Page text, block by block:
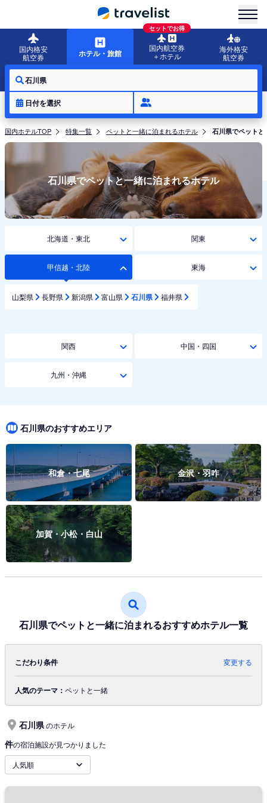
国内格安
航空券
ホテル・旅館
セットでお得
国内航空券
＋ホテル
海外格安
航空券
石川県
日付を選択
国内ホテルTOP 特集一覧 ペットと一緒に泊まれるホテル 石川県でペット
石川県でペットと一緒に泊まれるホテル
北海道・東北 関東
甲信越・北陸
山梨県 長野県 新潟県 富山県 石川県 福井県
東海
関西 中国・四国
九州・沖縄
石川県のおすすめエリア
和倉・七尾 金沢・羽咋
加賀・小松・白山
石川県でペットと一緒に泊まれるおすすめホテル一覧
こだわり条件 変更する
人気のテーマ： ペットと一緒
石川県のホテル
件の宿泊施設が見つかりました
人気順